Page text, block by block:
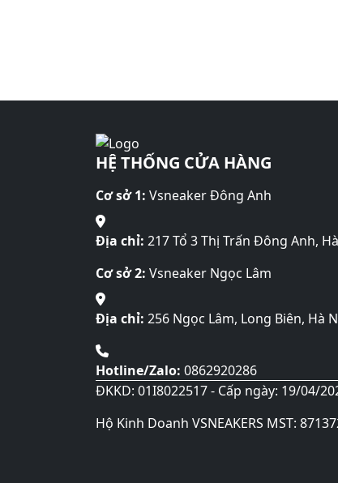
HỆ THỐNG CỬA HÀNG
Cơ sở 1: Vsneaker Đông Anh
Địa chỉ: 217 Tổ 3 Thị Trấn Đông Anh,
Cơ sở 2: Vsneaker Ngọc Lâm
Địa chỉ: 256 Ngọc Lâm, Long Biên, Hà
Hotline/Zalo: 0862920286
ĐKKD: 01I8022517 - Cấp ngày: 19/04/
Hộ Kinh Doanh VSNEAKERS MST: